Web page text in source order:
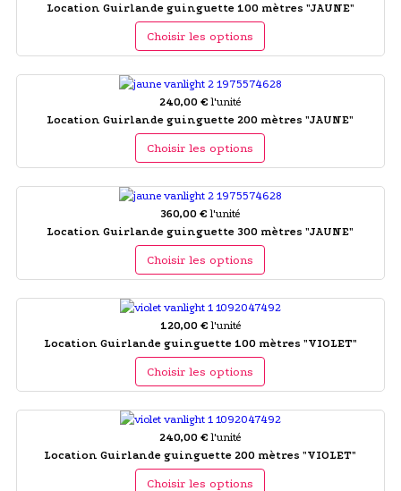
Location Guirlande guinguette 100 mètres "JAUNE"
Choisir les options
240,00 € l'unité
Location Guirlande guinguette 200 mètres "JAUNE"
Choisir les options
360,00 € l'unité
Location Guirlande guinguette 300 mètres "JAUNE"
Choisir les options
120,00 € l'unité
Location Guirlande guinguette 100 mètres "VIOLET"
Choisir les options
240,00 € l'unité
Location Guirlande guinguette 200 mètres "VIOLET"
Choisir les options